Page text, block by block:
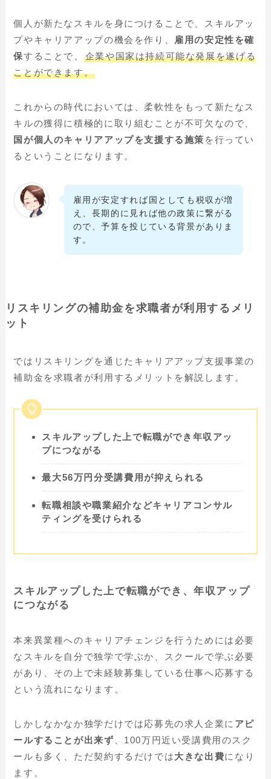
個人が新たなスキルを身につけることで、スキルアッ
プやキャリアアップの機会を作り、
雇用の安定性を確
保することで、
企業や国家は持続可能な発展を遂げる
ことができます。
これからの時代においては、柔軟性をもって新たなス
キルの獲得に積極的に取り組むことが不可欠なので、
国が個人のキャリアアップを支援する施策 を行ってい
るということになります。
雇用が安定すれば国としても税収が増
え、長期的に見れば他の政策に繋がる
ので、予算を投じている背景がありま
す。
リスキリングの補助金を求職者が利用するメリ
ット
ではリスキリングを通じたキャリアアップ支援事業の
補助金を求職者が利用するメリットを解説します。
スキルアップした上で転職ができ年収アッ
プにつながる
最大56万円分受講費用が抑えられる
転職相談や職業紹介などキャリアコンサル
ティングを受けられる
スキルアップした上で転職ができ、年収アップ
につながる
本来異業種へのキャリアチェンジを行うためには必要
なスキルを自分で独学で学ぶか、スクールで学ぶ必要
があり、その上で未経験募集している仕事へ応募する
という流れになります。
しかしなかなか独学だけでは応募先の求人企業に アピ
ールすることが出来ず 、100万円近い受講費用のスク
ールも多く、ただ契約するだけでは大きな出費になり
ます。